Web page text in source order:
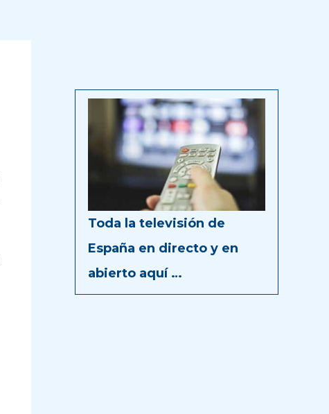
Toda la televisión de
España en directo y en
abierto aquí …